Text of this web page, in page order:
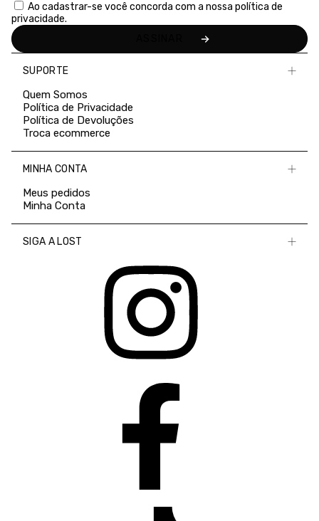
Ao cadastrar-se você concorda com a nossa política de
privacidade.
SUPORTE
Quem Somos
Política de Privacidade
Política de Devoluções
Troca ecommerce
MINHA CONTA
Meus pedidos
Minha Conta
SIGA A LOST